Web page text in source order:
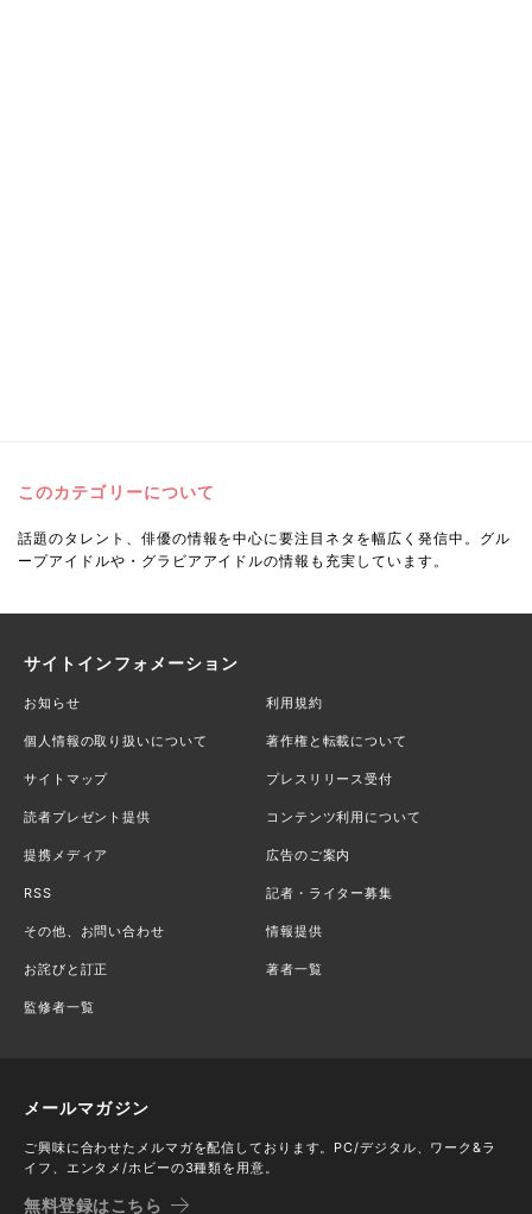
このカテゴリーについて
話題のタレント、俳優の情報を中心に要注目ネタを幅広く発信中。グル
ープアイドルや・グラビアアイドルの情報も充実しています。
サイトインフォメーション
お知らせ 利用規約
個人情報の取り扱いについて 著作権と転載について
サイトマップ プレスリリース受付
読者プレゼント提供 コンテンツ利用について
提携メディア 広告のご案内
RSS 記者・ライター募集
その他、お問い合わせ 情報提供
お詫びと訂正 著者一覧
監修者一覧
メールマガジン
ご興味に合わせたメルマガを配信しております。PC/デジタル、ワーク&ラ
イフ、エンタメ/ホビーの3種類を用意。
無料登録はこちら